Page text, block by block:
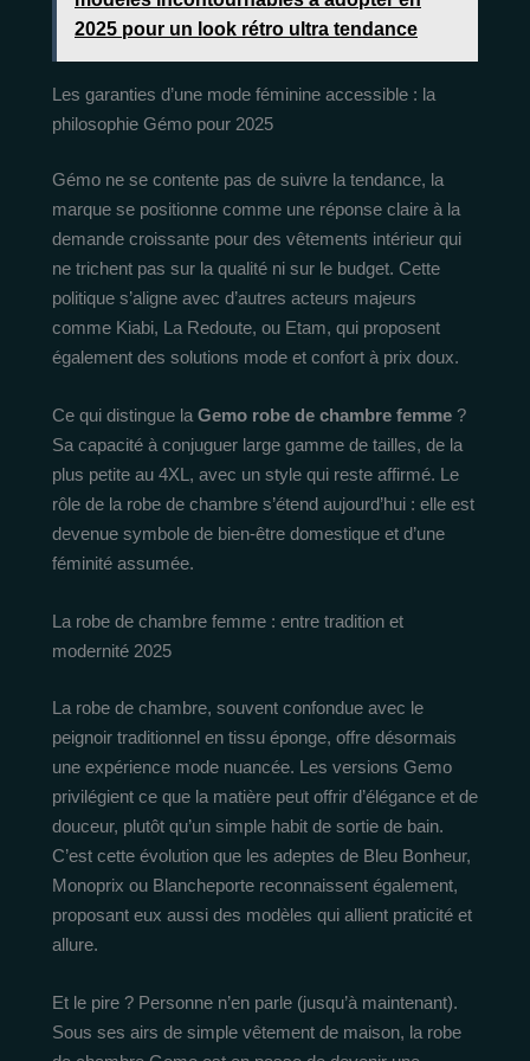
2025 pour un look rétro ultra tendance
Les garanties d’une mode féminine accessible : la
philosophie Gémo pour 2025
Gémo ne se contente pas de suivre la tendance, la
marque se positionne comme une réponse claire à la
demande croissante pour des vêtements intérieur qui
ne trichent pas sur la qualité ni sur le budget. Cette
politique s’aligne avec d’autres acteurs majeurs
comme Kiabi, La Redoute, ou Etam, qui proposent
également des solutions mode et confort à prix doux.
Ce qui distingue laGemo robe de chambre femme ?
Sa capacité à conjuguer large gamme de tailles, de la
plus petite au 4XL, avec un style qui reste affirmé. Le
rôle de la robe de chambre s’étend aujourd’hui : elle est
devenue symbole de bien-être domestique et d’une
féminité assumée.
La robe de chambre femme : entre tradition et
modernité 2025
La robe de chambre, souvent confondue avec le
peignoir traditionnel en tissu éponge, offre désormais
une expérience mode nuancée. Les versions Gemo
privilégient ce que la matière peut offrir d’élégance et de
douceur, plutôt qu’un simple habit de sortie de bain.
C’est cette évolution que les adeptes de Bleu Bonheur,
Monoprix ou Blancheporte reconnaissent également,
proposant eux aussi des modèles qui allient praticité et
allure.
Et le pire ? Personne n’en parle (jusqu’à maintenant).
Sous ses airs de simple vêtement de maison, la robe